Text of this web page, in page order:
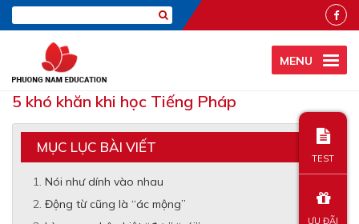
MENU
5 khó khăn khi học Tiếng Pháp
MỤC LỤC BÀI VIẾT
Nói như dính vào nhau
Động từ cũng là “ác mộng”
TEST
ƯU ĐÃI